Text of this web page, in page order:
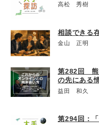
高松 秀樹
相談できる
金山 正明
第282回 熊
の先にある
益田 和久
第294回：